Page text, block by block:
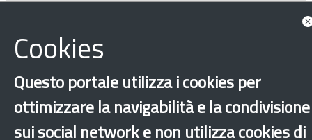
›×
Cookies
Questo portale utilizza i cookies per
ottimizzare la navigabilità e la condivisione
sui social network e non utilizza cookies di